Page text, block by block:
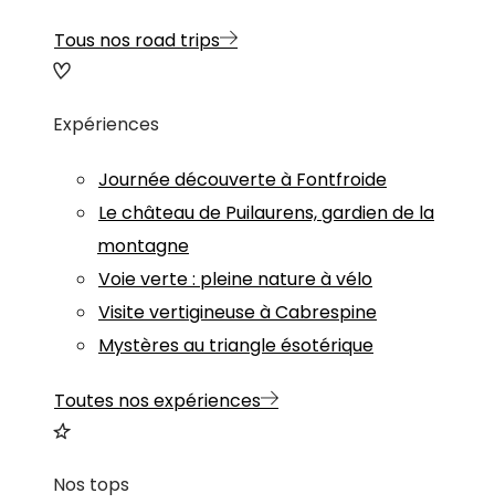
Tous nos road trips
Expériences
Journée découverte à Fontfroide
Le château de Puilaurens, gardien de la
montagne
Voie verte : pleine nature à vélo
Visite vertigineuse à Cabrespine
Mystères au triangle ésotérique
Toutes nos expériences
Nos tops